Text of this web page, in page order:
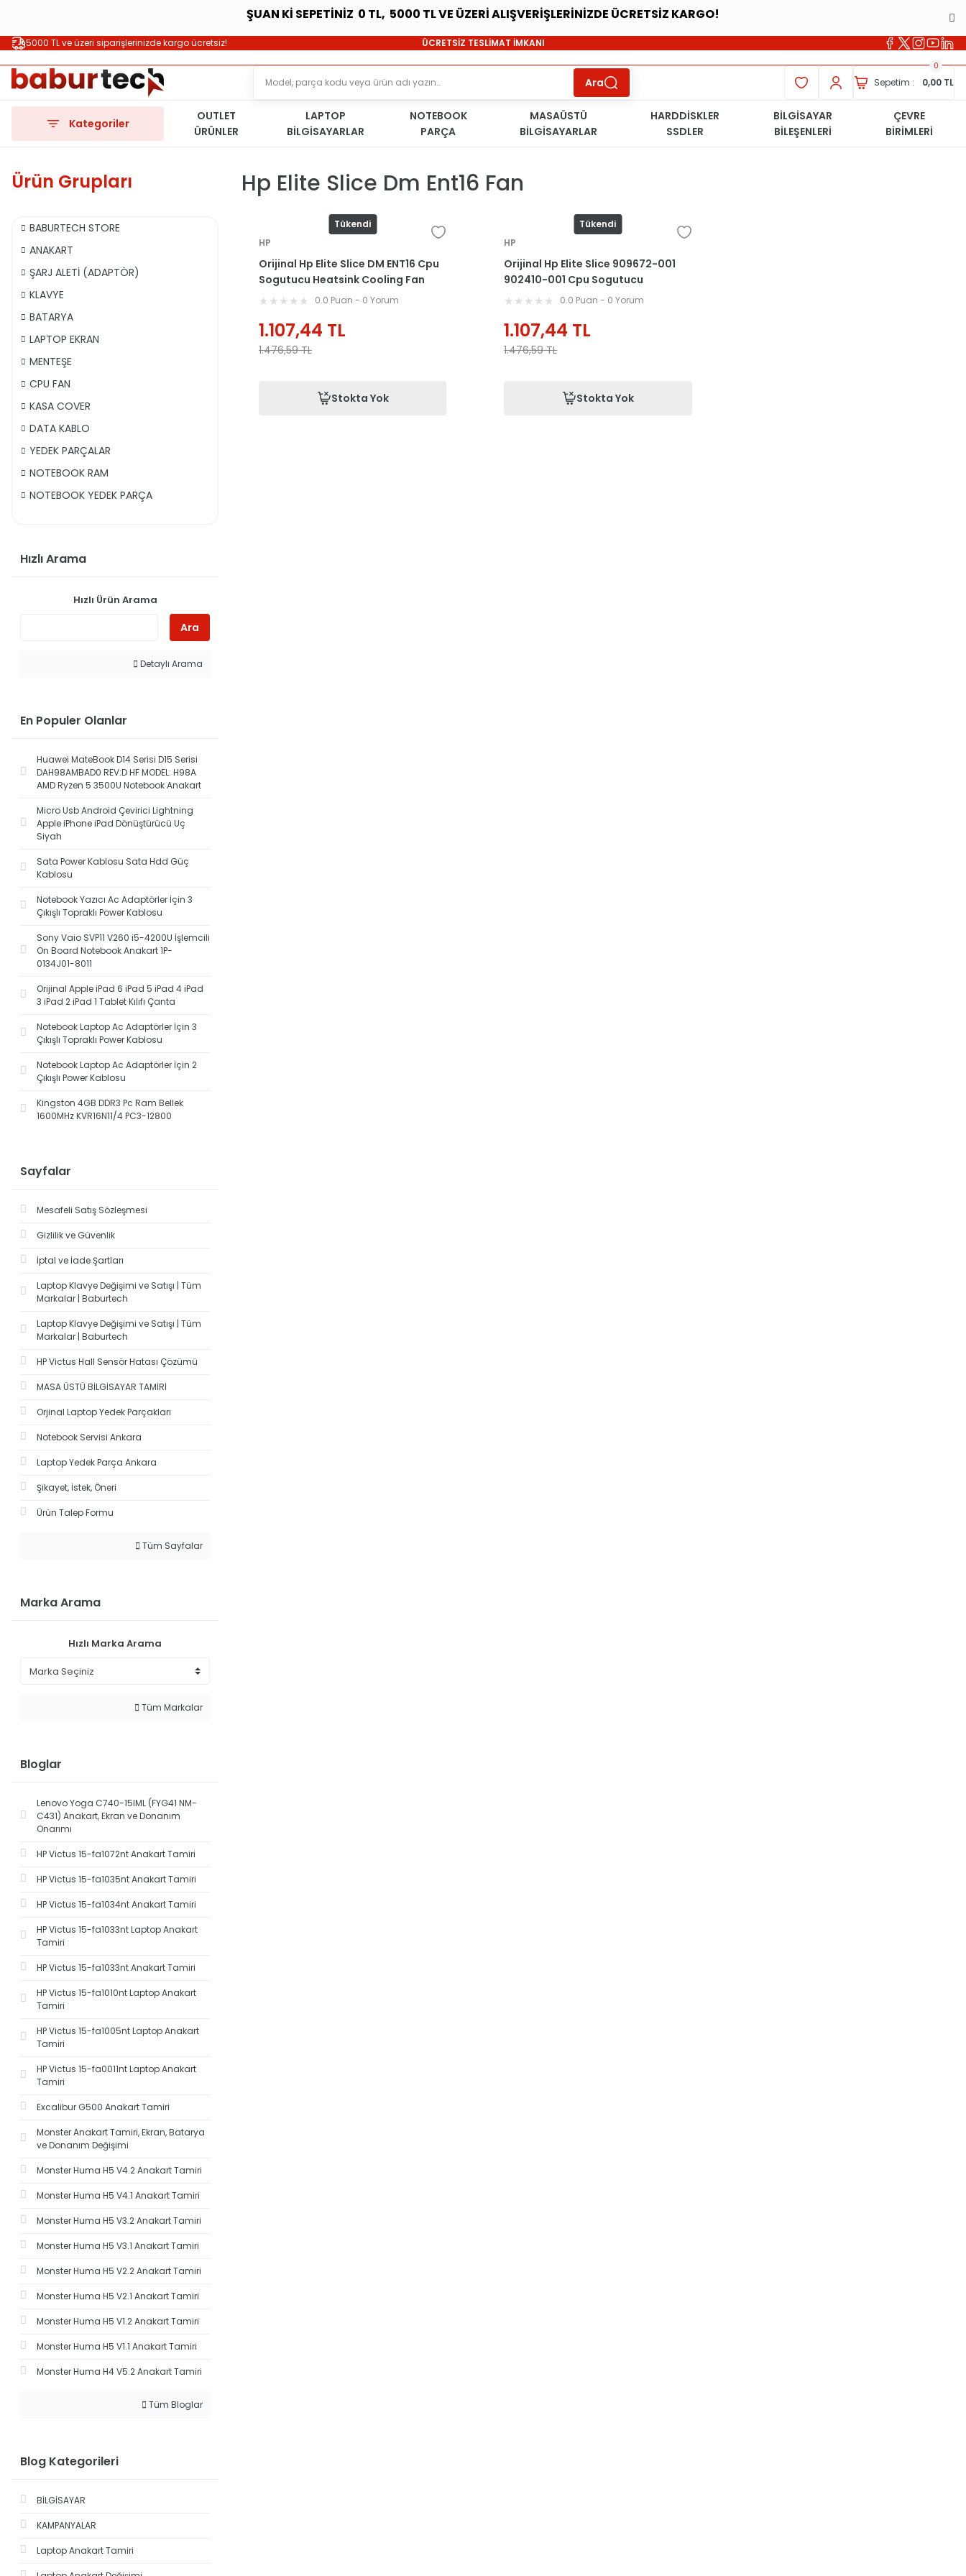
ŞUAN Kİ SEPETİNİZ 0 TL, 5000 TL VE ÜZERİ ALIŞVERİŞLERİNİZDE ÜCRETSİZ KARGO!
5000 TL ve üzeri siparişlerinizde kargo ücretsiz!
ÜCRETSİZ TESLİMAT İMKANI
ÜCRETSİZ TESLİMAT İMKANI
KOŞULSUZ İADE HAKKI
SÜRDÜRÜLEBİLİR ÜRÜNLER
Ara Sepetim : 0,00 TL
0
Kategoriler
OUTLET
ÜRÜNLER
LAPTOP
BİLGİSAYARLAR
NOTEBOOK
PARÇA
MASAÜSTÜ
BİLGİSAYARLAR
HARDDİSKLER
SSDLER
BİLGİSAYAR
BİLEŞENLERİ
ÇEVRE
BİRİMLERİ
Ürün Grupları
BABURTECH STORE
ANAKART
ŞARJ ALETİ (ADAPTÖR)
KLAVYE
BATARYA
LAPTOP EKRAN
MENTEŞE
CPU FAN
KASA COVER
DATA KABLO
YEDEK PARÇALAR
NOTEBOOK RAM
NOTEBOOK YEDEK PARÇA
Hızlı Arama
Hızlı Ürün Arama
Ara
Detaylı Arama
En Populer Olanlar
Huawei MateBook D14 Serisi D15 Serisi
DAH98AMBAD0 REV:D HF MODEL: H98A
AMD Ryzen 5 3500U Notebook Anakart
Micro Usb Android Çevirici Lightning
Apple iPhone iPad Dönüştürücü Uç
Siyah
Sata Power Kablosu Sata Hdd Güç
Kablosu
Notebook Yazıcı Ac Adaptörler İçin 3
Çıkışlı Topraklı Power Kablosu
Sony Vaio SVP11 V260 i5-4200U İşlemcili
On Board Notebook Anakart 1P-
0134J01-8011
Orijinal Apple iPad 6 iPad 5 iPad 4 iPad
3 iPad 2 iPad 1 Tablet Kılıfı Çanta
Notebook Laptop Ac Adaptörler İçin 3
Çıkışlı Topraklı Power Kablosu
Notebook Laptop Ac Adaptörler İçin 2
Çıkışlı Power Kablosu
Kingston 4GB DDR3 Pc Ram Bellek
1600MHz KVR16N11/4 PC3-12800
Sayfalar
Mesafeli Satış Sözleşmesi
Gizlilik ve Güvenlik
İptal ve İade Şartları
Laptop Klavye Değişimi ve Satışı | Tüm
Markalar | Baburtech
Laptop Klavye Değişimi ve Satışı | Tüm
Markalar | Baburtech
HP Victus Hall Sensör Hatası Çözümü
MASA ÜSTÜ BİLGİSAYAR TAMİRİ
Orjinal Laptop Yedek Parçakları
Notebook Servisi Ankara
Laptop Yedek Parça Ankara
Şikayet, İstek, Öneri
Ürün Talep Formu
Tüm Sayfalar
Marka Arama
Hızlı Marka Arama
Tüm Markalar
Bloglar
Lenovo Yoga C740-15IML (FYG41 NM-
C431) Anakart, Ekran ve Donanım
Onarımı
HP Victus 15-fa1072nt Anakart Tamiri
HP Victus 15-fa1035nt Anakart Tamiri
HP Victus 15-fa1034nt Anakart Tamiri
HP Victus 15-fa1033nt Laptop Anakart
Tamiri
HP Victus 15-fa1033nt Anakart Tamiri
HP Victus 15-fa1010nt Laptop Anakart
Tamiri
HP Victus 15-fa1005nt Laptop Anakart
Tamiri
HP Victus 15-fa0011nt Laptop Anakart
Tamiri
Excalibur G500 Anakart Tamiri
Monster Anakart Tamiri, Ekran, Batarya
ve Donanım Değişimi
Monster Huma H5 V4.2 Anakart Tamiri
Monster Huma H5 V4.1 Anakart Tamiri
Monster Huma H5 V3.2 Anakart Tamiri
Monster Huma H5 V3.1 Anakart Tamiri
Monster Huma H5 V2.2 Anakart Tamiri
Monster Huma H5 V2.1 Anakart Tamiri
Monster Huma H5 V1.2 Anakart Tamiri
Monster Huma H5 V1.1 Anakart Tamiri
Monster Huma H4 V5.2 Anakart Tamiri
Tüm Bloglar
Blog Kategorileri
BİLGİSAYAR
KAMPANYALAR
Laptop Anakart Tamiri
Hp Elite Slice Dm Ent16 Fan
Tükendi
HP
Orijinal Hp Elite Slice DM ENT16 Cpu
Sogutucu Heatsink Cooling Fan
0.0 Puan - 0 Yorum
1.107,44 TL
1.476,59TL
Stokta Yok
Tükendi
HP
Orijinal Hp Elite Slice 909672-001
902410-001 Cpu Sogutucu
Heatsink Fan0.0 Puan - 0 Yorum
1.107,44 TL
1.476,59TL
Stokta Yok